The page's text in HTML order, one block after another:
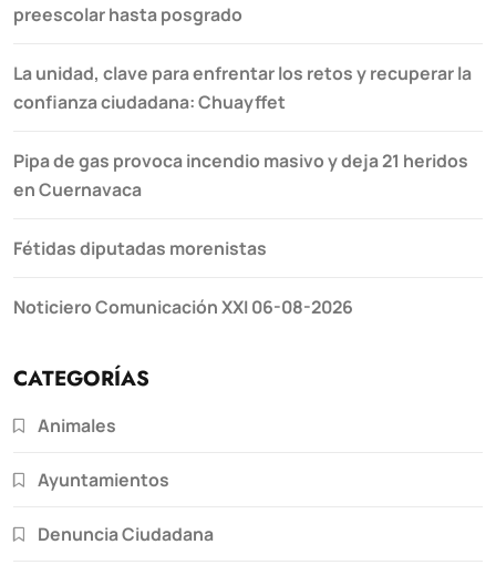
preescolar hasta posgrado
La unidad, clave para enfrentar los retos y recuperar la
confianza ciudadana: Chuayffet
Pipa de gas provoca incendio masivo y deja 21 heridos
en Cuernavaca
Fétidas diputadas morenistas
Noticiero Comunicación XXI 06-08-2026
CATEGORÍAS
Animales
Ayuntamientos
Denuncia Ciudadana